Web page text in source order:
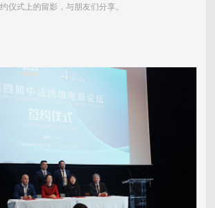
仪式上的留影，与朋友们分享。